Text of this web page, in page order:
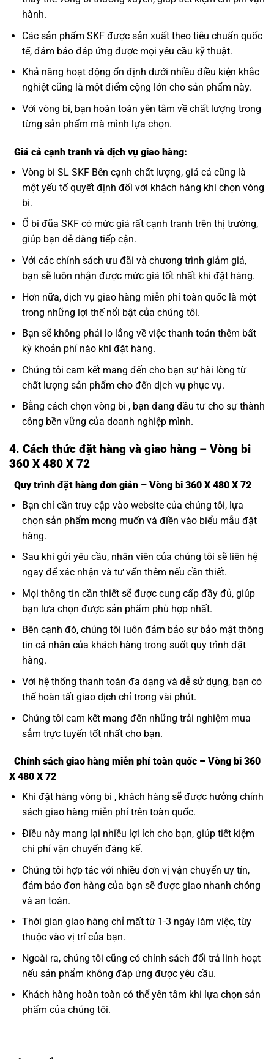
hành.
Các sản phẩm SKF được sản xuất theo tiêu chuẩn quốc
tế, đảm bảo đáp ứng được mọi yêu cầu kỹ thuật.
Khả năng hoạt động ổn định dưới nhiều điều kiện khắc
nghiệt cũng là một điểm cộng lớn cho sản phẩm này.
Với vòng bi, bạn hoàn toàn yên tâm về chất lượng trong
từng sản phẩm mà mình lựa chọn.
Giá cả cạnh tranh và dịch vụ giao hàng:
Vòng bi SL SKF Bên cạnh chất lượng, giá cả cũng là
một yếu tố quyết định đối với khách hàng khi chọn vòng
bi.
Ổ bi đũa SKF có mức giá rất cạnh tranh trên thị trường,
giúp bạn dễ dàng tiếp cận.
Với các chính sách ưu đãi và chương trình giảm giá,
bạn sẽ luôn nhận được mức giá tốt nhất khi đặt hàng.
Hơn nữa, dịch vụ giao hàng miễn phí toàn quốc là một
trong những lợi thế nổi bật của chúng tôi.
Bạn sẽ không phải lo lắng về việc thanh toán thêm bất
kỳ khoản phí nào khi đặt hàng.
Chúng tôi cam kết mang đến cho bạn sự hài lòng từ
chất lượng sản phẩm cho đến dịch vụ phục vụ.
Bằng cách chọn vòng bi , bạn đang đầu tư cho sự thành
công bền vững của doanh nghiệp mình.
4. Cách thức đặt hàng và giao hàng – Vòng bi
360 X 480 X 72
Quy trình đặt hàng đơn giản – Vòng bi 360 X 480 X 72
Bạn chỉ cần truy cập vào website của chúng tôi, lựa
chọn sản phẩm mong muốn và điền vào biểu mẫu đặt
hàng.
Sau khi gửi yêu cầu, nhân viên của chúng tôi sẽ liên hệ
ngay để xác nhận và tư vấn thêm nếu cần thiết.
Mọi thông tin cần thiết sẽ được cung cấp đầy đủ, giúp
bạn lựa chọn được sản phẩm phù hợp nhất.
Bên cạnh đó, chúng tôi luôn đảm bảo sự bảo mật thông
tin cá nhân của khách hàng trong suốt quy trình đặt
hàng.
Với hệ thống thanh toán đa dạng và dễ sử dụng, bạn có
thể hoàn tất giao dịch chỉ trong vài phút.
Chúng tôi cam kết mang đến những trải nghiệm mua
sắm trực tuyến tốt nhất cho bạn.
Chính sách giao hàng miễn phí toàn quốc – Vòng bi 360
X 480 X 72
Khi đặt hàng vòng bi , khách hàng sẽ được hưởng chính
sách giao hàng miễn phí trên toàn quốc.
Điều này mang lại nhiều lợi ích cho bạn, giúp tiết kiệm
chi phí vận chuyển đáng kể.
Chúng tôi hợp tác với nhiều đơn vị vận chuyển uy tín,
đảm bảo đơn hàng của bạn sẽ được giao nhanh chóng
và an toàn.
Thời gian giao hàng chỉ mất từ 1-3 ngày làm việc, tùy
thuộc vào vị trí của bạn.
Ngoài ra, chúng tôi cũng có chính sách đổi trả linh hoạt
nếu sản phẩm không đáp ứng được yêu cầu.
Khách hàng hoàn toàn có thể yên tâm khi lựa chọn sản
phẩm của chúng tôi.